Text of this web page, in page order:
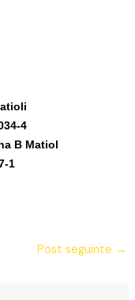
4
B Matiol
1
Post seguinte →